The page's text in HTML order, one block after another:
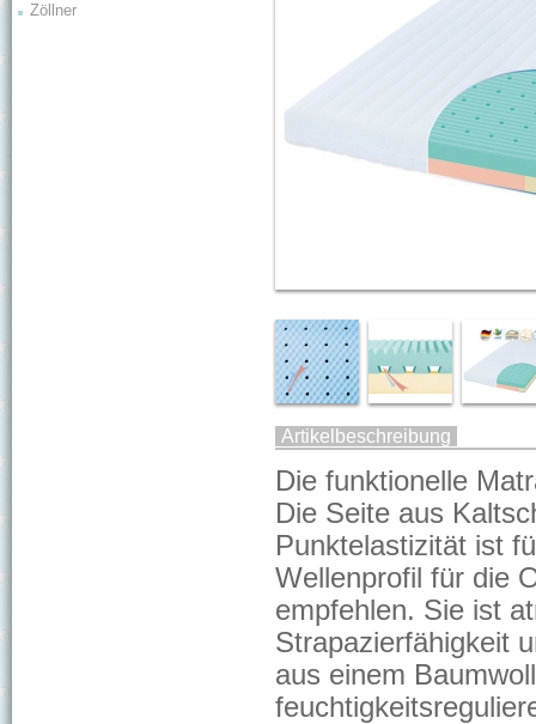
Zöllner
Artikelbeschreibung
Die funktionelle
Die Seite aus
Punktelastizität ist
Wellenprofil für die
empfehlen. Sie ist
Strapazierfähigkeit
aus einem